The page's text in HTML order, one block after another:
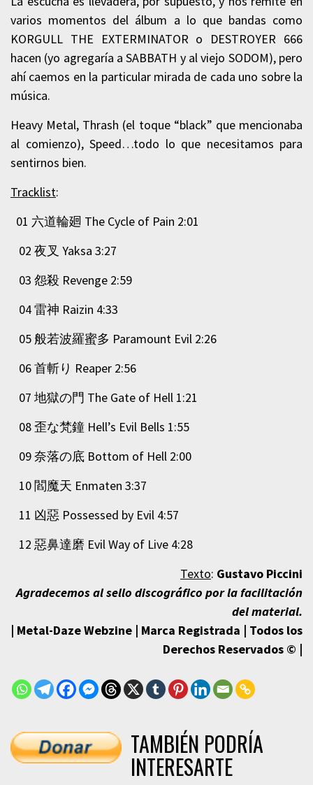
varios momentos del álbum a lo que bandas como
KORGULL THE EXTERMINATOR o DESTROYER 666
hacen (yo agregaría a SABBATH y al viejo SODOM), pero
ahí caemos en la particular mirada de cada uno sobre la
música.
Heavy Metal, Thrash (el toque “black” que mencionaba
al comienzo), Speed…todo lo que necesitamos para
sentirnos bien.
Tracklist:
01 六道輪廻 The Cycle of Pain 2:01
02 夜叉 Yaksa 3:27
03 怨殺 Revenge 2:59
04 雷神 Raizin 4:33
05 般若波羅蜜多 Paramount Evil 2:26
06 首斬り Reaper 2:56
07 地獄の門 The Gate of Hell 1:21
08 歪な梵鐘 Hell’s Evil Bells 1:55
09 奈落の底 Bottom of Hell 2:00
10 閻魔天 Enmaten 3:37
11 凶惡 Possessed by Evil 4:57
12 惡鼻達磨 Evil Way of Live 4:28
Texto: Gustavo Piccini
Agradecemos al sello discográfico por la facilitación
del material.
| Metal-Daze Webzine | Marca Registrada | Todos los
Derechos Reservados © |
TAMBIÉN PODRÍA
INTERESARTE